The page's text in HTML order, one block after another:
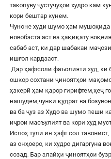
такопуву ҷустуҷуҳои худро кам
кори бештар кунем.
Чуноне худи шумо ҳам
новобаста аст ва ҳақиқату
сабаб аст, ки дар шабакаи
ишғол кардааст.
Дар ҳафтсоли фаъолияти худ, ки
ошкор сохтани ҷиноятҳои
ҳакерӣ ҳам қарор гирифтем,ҳеҷ
нашудем,чунки қудрат ва
ва ба ҷуз аз Худо ва шумо пеши
иҷрои масъулият ва кори худ
Ислоҳ тули ин ҳафт сол
аз онҳоеро, ки худро дигаргуна
созад. Бар алайҳи ҷиноятҳои